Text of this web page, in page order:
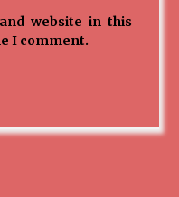
website in this
I comment.